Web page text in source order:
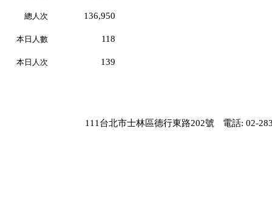
總人次 136,950
本日人數 118
本日人次 139
111台北市士林區德行東路202號 電話: 02-